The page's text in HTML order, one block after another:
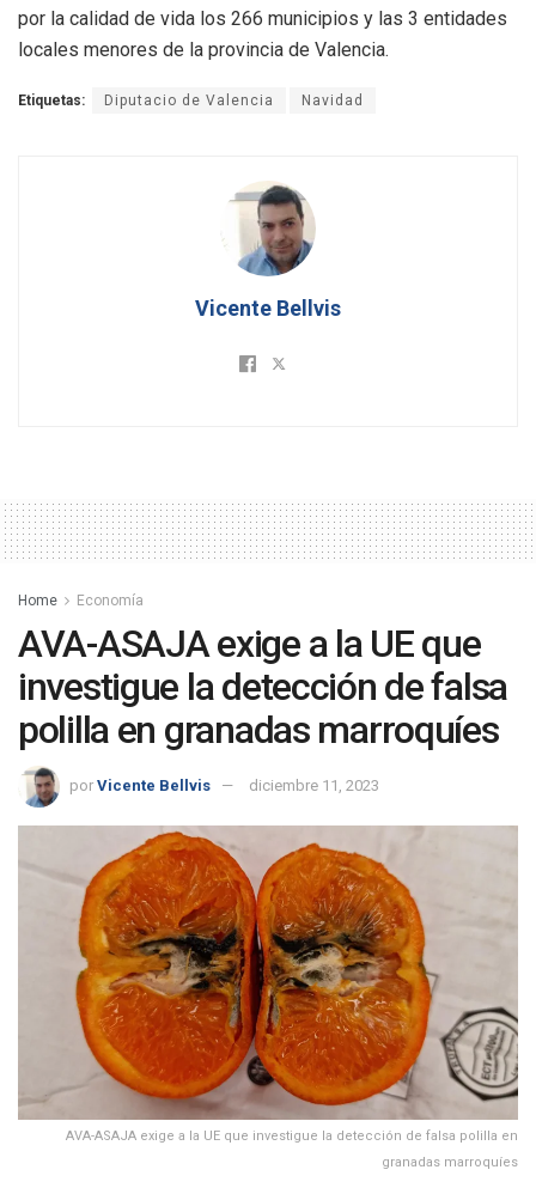
por la calidad de vida los 266 municipios y las 3 entidades
locales menores de la provincia de Valencia.
Etiquetas: Diputacio de Valencia Navidad
Vicente Bellvis
Home Economía
AVA-ASAJA exige a la UE que
investigue la detección de falsa
polilla en granadas marroquíes
por Vicente Bellvis diciembre 11, 2023
AVA-ASAJA exige a la UE que investigue la detección de falsa polilla en
granadas marroquíes